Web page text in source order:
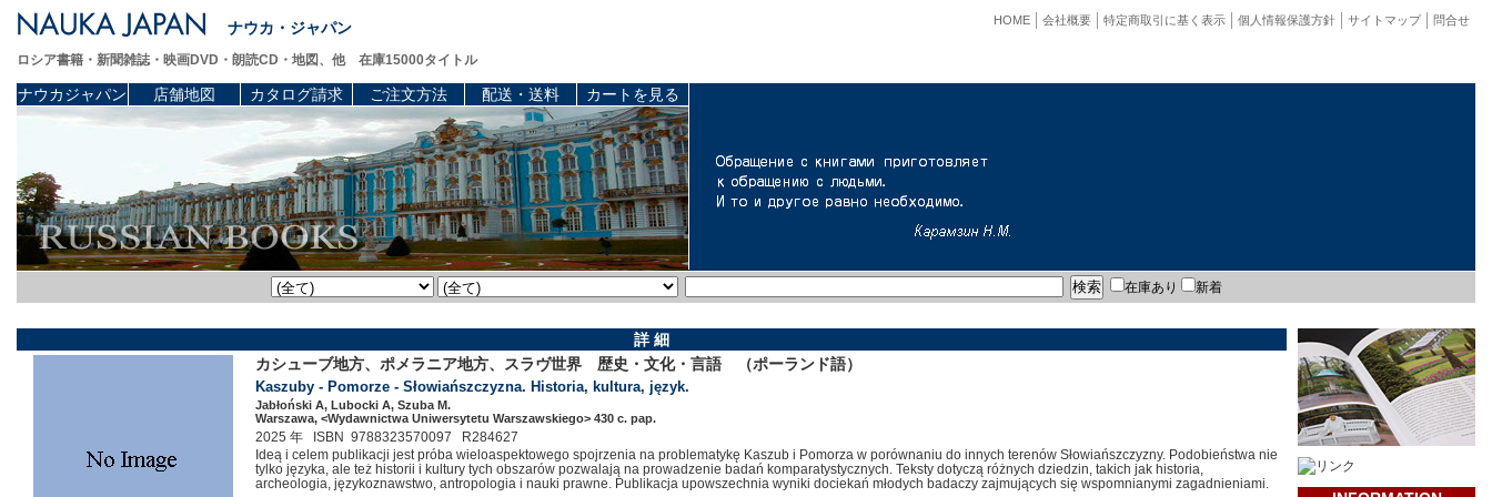
ナウカ・ジャパン 問合せ
サイトマップ
個人情報保護方針
特定商取引に基く表示
会社概要
HOME
ロシア書籍・新聞雑誌・映画DVD・朗読CD・地図、他 在庫15000タイトル
ナウカジャパン 店舗地図 カタログ請求 ご注文方法 配送・送料 カートを見る
在庫あり 新着
詳 細
カシューブ地方、ポメラニア地方、スラヴ世界 歴史・文化・言語 （ポーランド語）
Kaszuby - Pomorze - Słowiańszczyzna. Historia, kultura, język.
Jabłoński A, Lubocki A, Szuba M.
Warszawa, <Wydawnictwa Uniwersytetu Warszawskiego> 430 c. pap.
2025 年 ISBN 9788323570097 R284627
Ideą i celem publikacji jest próba wieloaspektowego spojrzenia na problematykę Kaszub i Pomorza w porównaniu do innych terenów Słowiańszczyzny. Podobieństwa nie
tylko języka, ale też historii i kultury tych obszarów pozwalają na prowadzenie badań komparatystycznych. Teksty dotyczą różnych dziedzin, takich jak historia,
archeologia, językoznawstwo, antropologia i nauki prawne. Publikacja upowszechnia wyniki dociekań młodych badaczy zajmujących się wspomnianymi zagadnieniami.